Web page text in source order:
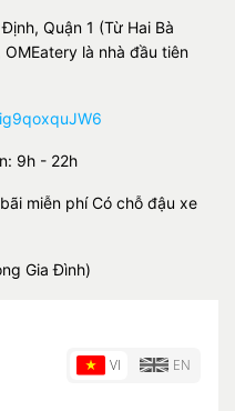
Quận 1 (Từ Hai Bà
là nhà đầu tiên
9h - 22h
miễn phí Có chỗ đậu xe
Gia Đình)